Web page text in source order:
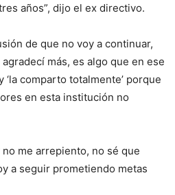
años”, dijo el ex directivo.
de que no voy a continuar,
más, es algo que en ese
comparto totalmente’ porque
en esta institución no
me arrepiento, no sé que
a seguir prometiendo metas